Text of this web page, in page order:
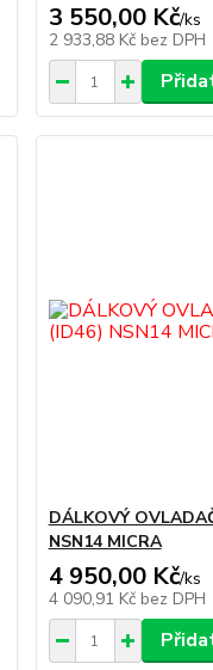
3 550,00 Kč/ks
2 933,88 Kč bez DPH
DÁLKOVÝ
NSN14 MICRA
4 950,00 Kč/ks
4 090,91 Kč bez DPH